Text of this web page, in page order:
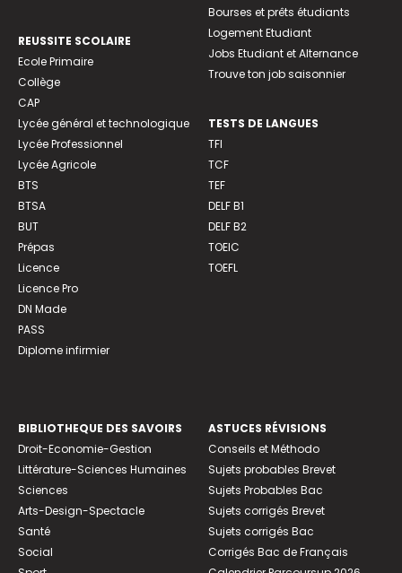
REUSSITE SCOLAIRE
Ecole Primaire
Collège
CAP
Lycée général et technologique
Lycée Professionnel
Lycée Agricole
BTS
BTSA
BUT
Prépas
Licence
Licence Pro
DN Made
PASS
Diplome infirmier
Bourses et prêts étudiants
Logement Etudiant
Jobs Etudiant et Alternance
Trouve ton job saisonnier
TESTS DE LANGUES
TFI
TCF
TEF
DELF B1
DELF B2
TOEIC
TOEFL
BIBLIOTHEQUE DES SAVOIRS
Droit-Economie-Gestion
Littérature-Sciences Humaines
Sciences
Arts-Design-Spectacle
Santé
Social
ASTUCES RÉVISIONS
Conseils et Méthodo
Sujets probables Brevet
Sujets Probables Bac
Sujets corrigés Brevet
Sujets corrigés Bac
Corrigés Bac de Français